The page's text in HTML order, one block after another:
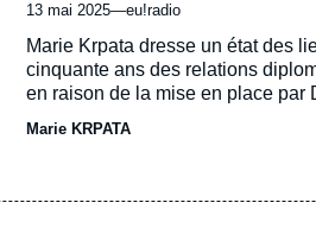
13 mai 2025—Nom
journal,
revue
ou
émission
eu!radio
Accroche
Marie Krpata dresse un état des
cinquante ans des relations
en raison de la mise en place par
Marie KRPATA